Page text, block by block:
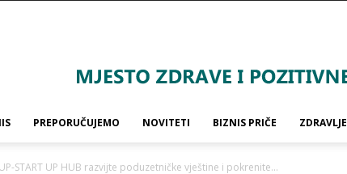
PREPORUČUJEMO NOVITETI BIZNIS PRIČE ZDRAVLJE
START UP HUB razvijte poduzetničke vještine i pokrenite...